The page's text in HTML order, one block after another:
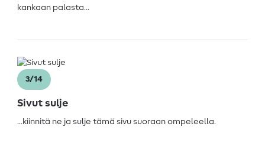
kankaan palasta…
3/14
Sivut sulje
...kiinnitä ne ja sulje tämä sivu suoraan ompeleella.